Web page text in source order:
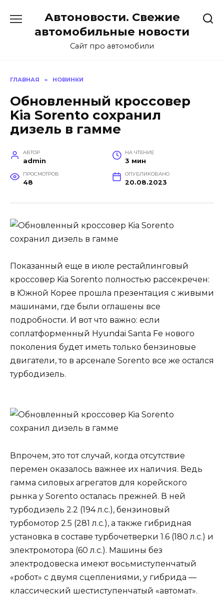
содержанию
Автоновости. Свежие
автомобильные новости
Сайт про автомобили
ГЛАВНАЯ » НОВИНКИ
Обновленный кроссовер
Kia Sorento сохранил
дизель в гамме
АВТОР
admin
НА ЧТЕНИЕ
3 мин
ПРОСМОТРОВ
48
ОПУБЛИКОВАНО
20.08.2023
Показанный еще в июле рестайлинговый
кроссовер Kia Sorento полностью рассекречен:
в Южной Корее прошла презентация с живыми
машинами, где были оглашены все
подробности. И вот что важно: если
соплатформенный Hyundai Santa Fe нового
поколения будет иметь только бензиновые
двигатели, то в арсенале Sorento все же остался
турбодизель.
Впрочем, это тот случай, когда отсутствие
перемен оказалось важнее их наличия. Ведь
гамма силовых агрегатов для корейского
рынка у Sorento осталась прежней. В ней
турбодизель 2.2 (194 л.с.), бензиновый
турбомотор 2.5 (281 л.с.), а также гибридная
установка в составе турбочетверки 1.6 (180 л.с.) и
электромотора (60 л.с.). Машины без
электродовеска имеют восьмиступенчатый
«робот» с двумя сцеплениями, у гибрида —
классический шестиступенчатый «автомат».